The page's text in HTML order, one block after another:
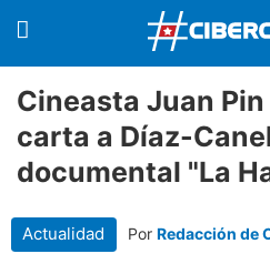
Cineasta Juan
carta a Díaz-
documental "La
Actualidad Por Redacción de